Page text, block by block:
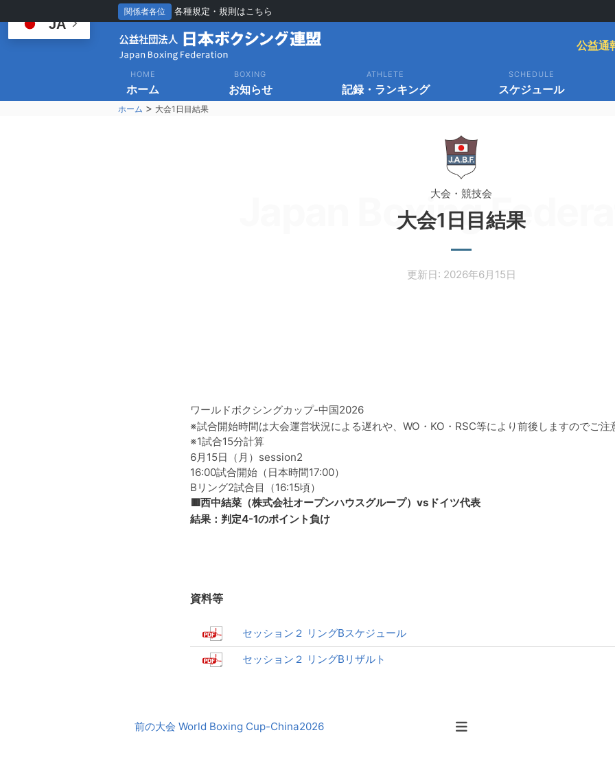
関係者各位 各種規定・規則はこちら
公益通
HOME
ホーム
BOXING
お知らせ
ATHLETE
記録・ランキング
SCHEDULE
スケジュール
ホーム > 大会1日目結果
Japan Boxing
大会・競技会
大会1日目結果
更新日: 2026年6月15日
ワールドボクシングカップ-中国2026
※試合開始時間は大会運営状況による遅れや、WO・KO・RSC等により前後しますのでご注
※1試合15分計算
6月15日（月）session2
16:00試合開始（日本時間17:00）
Bリング2試合目（16:15頃）
🟥西中結菜（株式会社オープンハウスグループ）vsドイツ代表
結果：判定4-1のポイント負け
資料等
セッション２ リングBスケジュール
セッション２ リングBリザルト
後
前の大会 World Boxing Cup-China2026
JA